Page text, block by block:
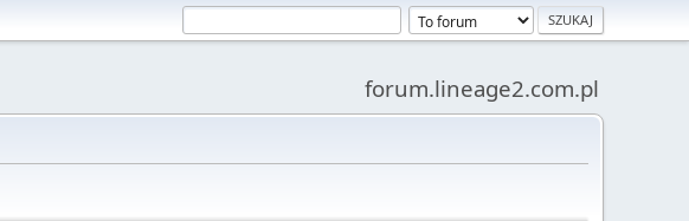
forum.lineage2.com.pl